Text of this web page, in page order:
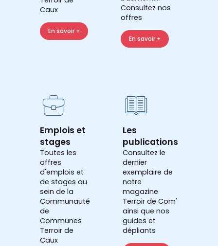
Caux
En savoir +
Consultez nos
offres
En savoir +
Emplois et
stages
Toutes les
offres
d'emplois et
de stages au
sein de la
Communauté
de
Communes
Terroir de
Caux
Les
publications
Consultez le
dernier
exemplaire de
notre
magazine
Terroir de Com'
ainsi que nos
guides et
dépliants